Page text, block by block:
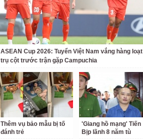
ASEAN Cup 2026: Tuyển Việt Nam vắng hàng loạt
trụ cột trước trận gặp Campuchia
Thêm vụ bảo mẫu bị tố
đánh trẻ
'Giang hồ mạng' Tiến
Bịp lãnh 8 năm tù